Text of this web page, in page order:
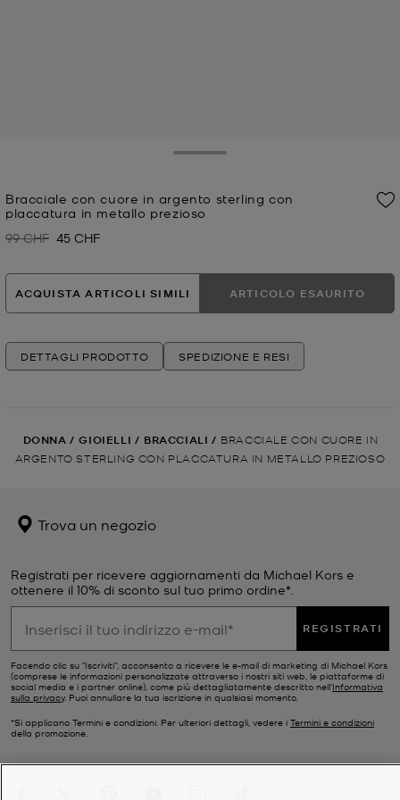
Bracciale con cuore in argento sterling con
placcatura in metallo prezioso
Prezzo iniziale
99 CHF Prezzo attuale
45 CHF
ACQUISTA ARTICOLI SIMILI ARTICOLO ESAURITO
DETTAGLI PRODOTTO SPEDIZIONE E RESI
DONNA / GIOIELLI / BRACCIALI / BRACCIALE CON CUORE IN
ARGENTO STERLING CON PLACCATURA IN METALLO PREZIOSO
Trova un negozio
Registrati per ricevere aggiornamenti da Michael Kors e
ottenere il 10% di sconto sul tuo primo ordine*.
REGISTRATI
Facendo clic su "Iscriviti", acconsento a ricevere le e-mail di marketing di Michael Kors
(comprese le informazioni personalizzate attraverso i nostri siti web, le piattaforme di
social media e i partner online), come più dettagliatamente descritto nell’Informativa
sulla privacy. Puoi annullare la tua iscrizione in qualsiasi momento.
*Si applicano Termini e condizioni. Per ulteriori dettagli, vedere i Termini e condizioni
della promozione.